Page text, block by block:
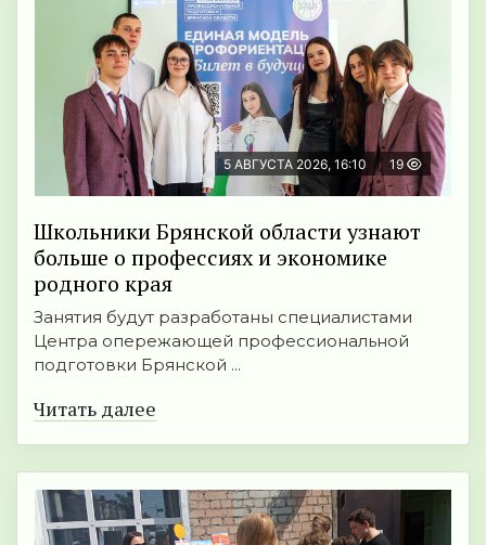
5 АВГУСТА 2026, 16:10 19
Школьники Брянской области узнают
больше о профессиях и экономике
родного края
Занятия будут разработаны специалистами
Центра опережающей профессиональной
подготовки Брянской ...
Читать далее